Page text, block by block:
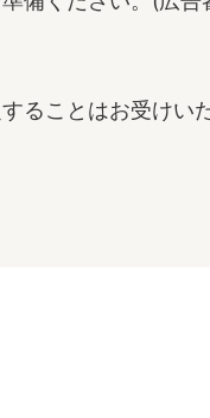
ることはお受けい